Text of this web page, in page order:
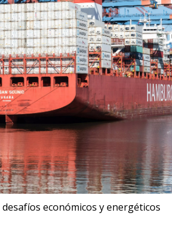
económicos y energéticos